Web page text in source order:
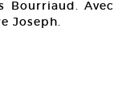
Bourriaud. Avec
Joseph.